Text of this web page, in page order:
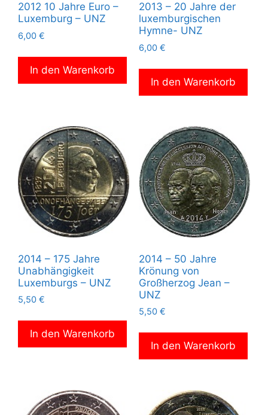
2012 10 Jahre Euro –
Luxemburg – UNZ
6,00 €
In den Warenkorb
2013 – 20 Jahre der
luxemburgischen
Hymne- UNZ
6,00 €
In den Warenkorb
2014 – 175 Jahre
Unabhängigkeit
Luxemburgs – UNZ
5,50 €
In den Warenkorb
2014 – 50 Jahre
Krönung von
Großherzog Jean –
UNZ
5,50 €
In den Warenkorb